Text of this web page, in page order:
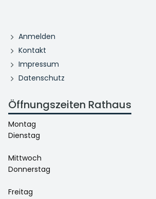
Anmelden
Kontakt
Impressum
Datenschutz
Öffnungszeiten Rathaus
Montag
Dienstag
Mittwoch
Donnerstag
Freitag